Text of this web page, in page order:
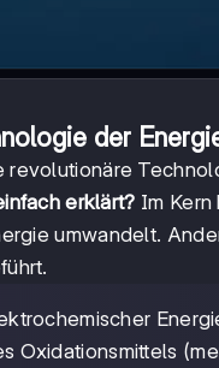
der
revolutionäre
erklärt? Im
umwandelt.
Oxidationsmittels